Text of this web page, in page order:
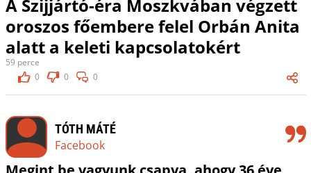
A Szijjártó-éra Moszkvában végzett
oroszos főembere felel Orbán Anita
alatt a keleti kapcsolatokért
59 perce
0
0 0
TÓTH MÁTÉ
Facebook